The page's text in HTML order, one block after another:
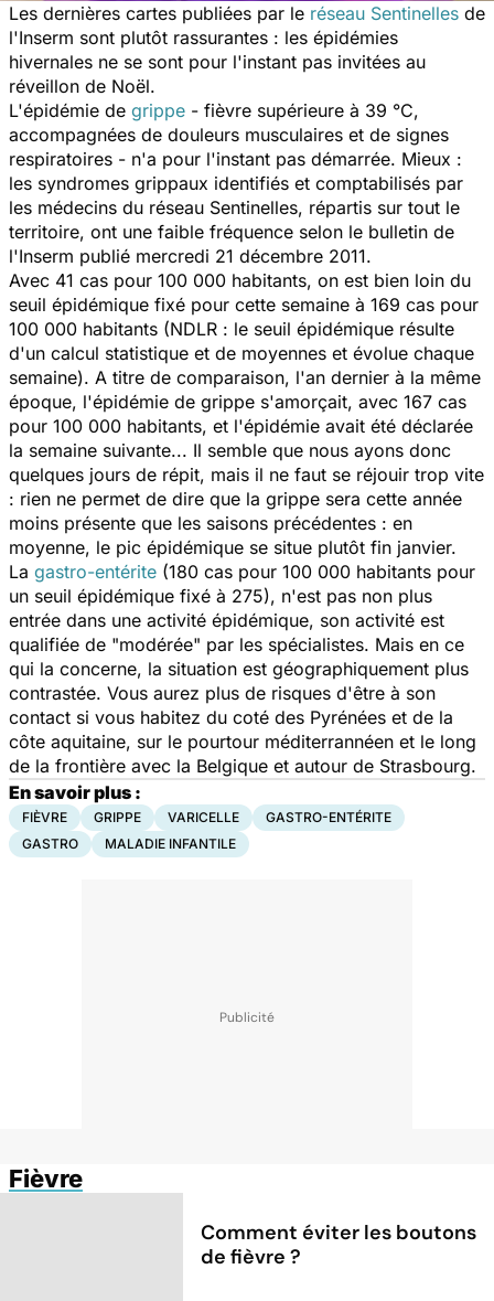
Les dernières cartes publiées par le réseau Sentinelles de
l'Inserm sont plutôt rassurantes : les épidémies
hivernales ne se sont pour l'instant pas invitées au
réveillon de Noël.
L'épidémie de grippe - fièvre supérieure à 39 °C,
accompagnées de douleurs musculaires et de signes
respiratoires - n'a pour l'instant pas démarrée. Mieux :
les syndromes grippaux identifiés et comptabilisés par
les médecins du réseau Sentinelles, répartis sur tout le
territoire, ont une faible fréquence selon le bulletin de
l'Inserm publié mercredi 21 décembre 2011.
Avec 41 cas pour 100 000 habitants, on est bien loin du
seuil épidémique fixé pour cette semaine à 169 cas pour
100 000 habitants (NDLR : le seuil épidémique résulte
d'un calcul statistique et de moyennes et évolue chaque
semaine). A titre de comparaison, l'an dernier à la même
époque, l'épidémie de grippe s'amorçait, avec 167 cas
pour 100 000 habitants, et l'épidémie avait été déclarée
la semaine suivante... Il semble que nous ayons donc
quelques jours de répit, mais il ne faut se réjouir trop vite
: rien ne permet de dire que la grippe sera cette année
moins présente que les saisons précédentes : en
moyenne, le pic épidémique se situe plutôt fin janvier.
La gastro-entérite (180 cas pour 100 000 habitants pour
un seuil épidémique fixé à 275), n'est pas non plus
entrée dans une activité épidémique, son activité est
qualifiée de "modérée" par les spécialistes. Mais en ce
qui la concerne, la situation est géographiquement plus
contrastée. Vous aurez plus de risques d'être à son
contact si vous habitez du coté des Pyrénées et de la
côte aquitaine, sur le pourtour méditerrannéen et le long
de la frontière avec la Belgique et autour de Strasbourg.
En savoir plus :
FIÈVRE GRIPPE VARICELLE
GASTRO-ENTÉRITE
GASTRO
MALADIE INFANTILE
Fièvre
Comment éviter les boutons
de fièvre ?